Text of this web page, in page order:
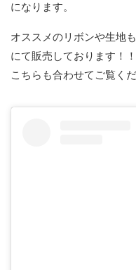
になります。
オススメのリボンや生地も
にて販売しております！！
こちらも合わせてご覧く